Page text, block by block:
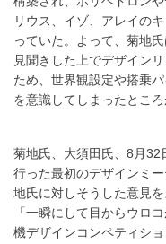
リウス、イゾ、アレイの
っていた。よって、菊地
見聞きした上でデザイン
ため、世界観設定や搭乗
を意識してしまったところ
菊地氏、大須田氏、8月32
行った最初のデザインミ
地氏に対しそうした意見
「一瞬にして目からウロ
機デザインコンペティシ